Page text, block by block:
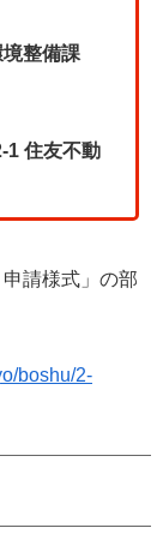
境整備課
1 住友不動
請様式」の部
boshu/2-